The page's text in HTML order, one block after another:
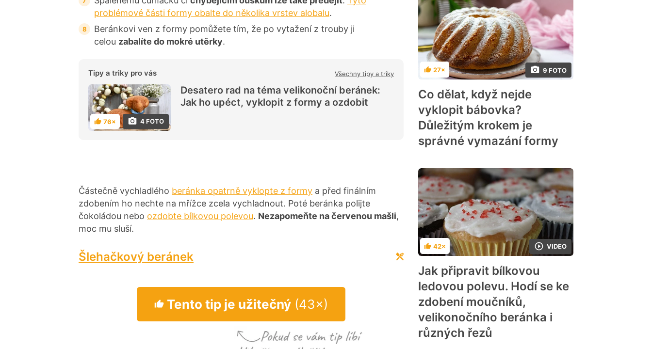
problémové části formy obalte do několika vrstev alobalu.
Beránkovi ven z formy pomůžete tím, že po vytažení z trouby ji
celou zabalíte do mokré utěrky.
Tipy a triky pro vás Všechny tipy a triky
4 FOTO
H
o
76×
Desatero rad na téma velikonoční beránek:
Jak ho upéct, vyklopit z formy a ozdobit
Částečně vychladlého beránka opatrně vyklopte z formy a před finálním
zdobením ho nechte na mřížce zcela vychladnout. Poté beránka polijte
čokoládou nebo ozdobte bílkovou polevou. Nezapomeňte na červenou mašli,
moc mu sluší.
Šlehačkový beránek
Tento tip je užitečný (43×)
9 FOTO
Hodnocení
27×
Co dělat, když nejde
vyklopit bábovka?
Důležitým krokem je
správné vymazání formy
VIDEO
Hodnocení
42×
Jak připravit bílkovou
ledovou polevu. Hodí se ke
zdobení moučníků,
velikonočního beránka i
různých řezů